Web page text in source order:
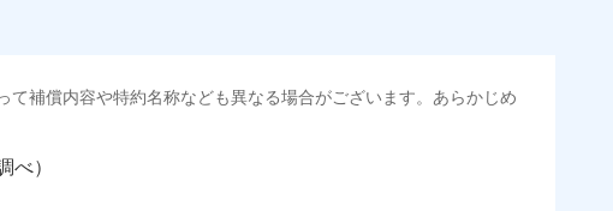
補償内容や特約名称なども異なる場合がございます。あらかじめ
べ）